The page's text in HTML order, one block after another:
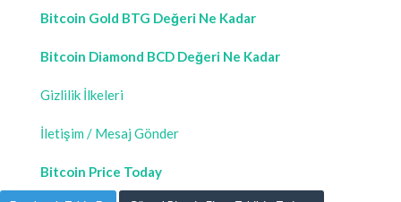
Bitcoin Gold BTG Değeri Ne Kadar
Bitcoin Diamond BCD Değeri Ne Kadar
Gizlilik İlkeleri
İletişim / Mesaj Gönder
Bitcoin Price Today